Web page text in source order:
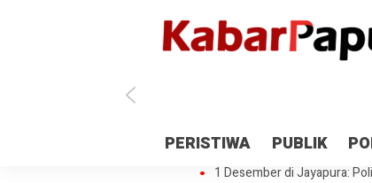
PERISTIWA PUBLIK
Antisipasi 1 Desember, TNI
Gedung Perpustakaan
1 Desember di Jayapura: